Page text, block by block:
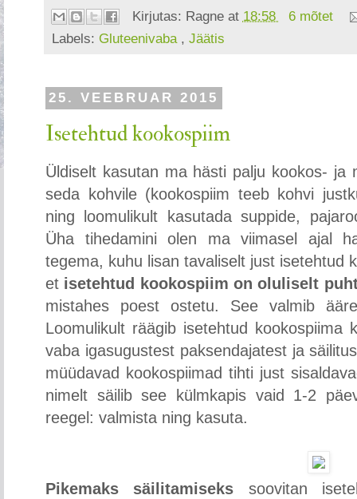
Kirjutas: Ragne at 18:58
6 mõtet
Labels: Gluteenivaba , Jäätis
25. VEEBRUAR 2015
Isetehtud kookospiim
Üldiselt kasutan ma hästi palju kookos- ja
seda kohvile (kookospiim teeb kohvi
ning loomulikult kasutada suppide,
Üha tihedamini olen ma viimasel ajal
tegema, kuhu lisan tavaliselt just isetehtud
et isetehtud kookospiim on oluliselt
mistahes poest ostetu. See valmib
Loomulikult räägib isetehtud
vaba igasugustest paksendajatest ja
müüdavad kookospiimad tihti just
nimelt säilib see külmkapis vaid 1-2
reegel: valmista ning kasuta.
Pikemaks säilitamiseks soovitan